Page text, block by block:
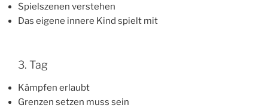
Spielszenen verstehen
Das eigene innere Kind spielt mit
3. Tag
Kämpfen erlaubt
Grenzen setzen muss sein